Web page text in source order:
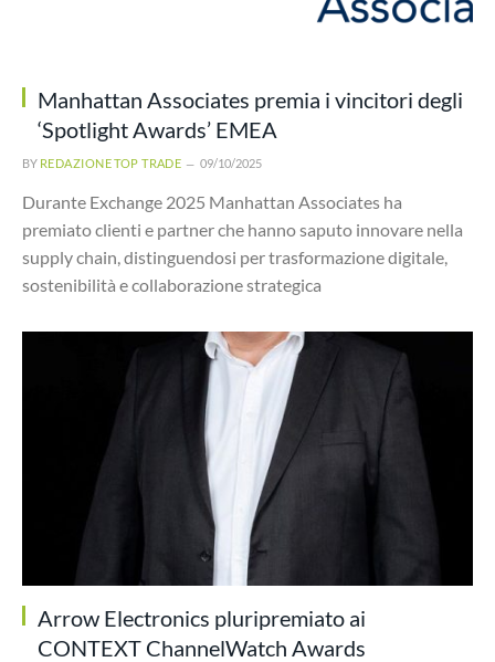
Manhattan Associates premia i vincitori degli
‘Spotlight Awards’ EMEA
BY REDAZIONE TOP TRADE 09/10/2025
Durante Exchange 2025 Manhattan Associates ha
premiato clienti e partner che hanno saputo innovare nella
supply chain, distinguendosi per trasformazione digitale,
sostenibilità e collaborazione strategica
Arrow Electronics pluripremiato ai
CONTEXT ChannelWatch Awards